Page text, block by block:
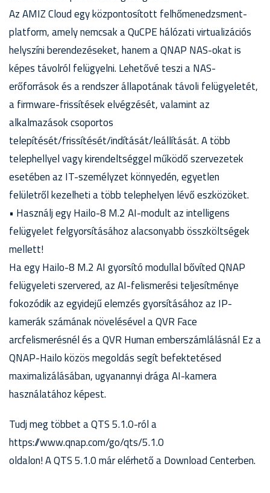
Az AMIZ Cloud egy központosított felhőmenedzsment-
platform, amely nemcsak a QuCPE hálózati virtualizációs
helyszíni berendezéseket, hanem a QNAP NAS-okat is
képes távolról felügyelni. Lehetővé teszi a NAS-
erőforrások és a rendszer állapotának távoli felügyeletét,
a firmware-frissítések elvégzését, valamint az
alkalmazások csoportos
telepítését/frissítését/indítását/leállítását. A több
telephellyel vagy kirendeltséggel működő szervezetek
esetében az IT-személyzet könnyedén, egyetlen
felületről kezelheti a több telephelyen lévő eszközöket.
• Használj egy Hailo-8 M.2 AI-modult az intelligens
felügyelet felgyorsításához alacsonyabb összköltségek
mellett!
Ha egy Hailo-8 M.2 AI gyorsító modullal bővíted QNAP
felügyeleti szervered, az AI-felismerési teljesítménye
fokozódik az egyidejű elemzés gyorsításához az IP-
kamerák számának növelésével a QVR Face
arcfelismerésnél és a QVR Human emberszámlálásnál Ez a
QNAP-Hailo közös megoldás segít befektetésed
maximalizálásában, ugyanannyi drága AI-kamera
használatához képest.
Tudj meg többet a QTS 5.1.0-ról a
https://www.qnap.com/go/qts/5.1.0
oldalon! A QTS 5.1.0 már elérhető a Download Centerben.